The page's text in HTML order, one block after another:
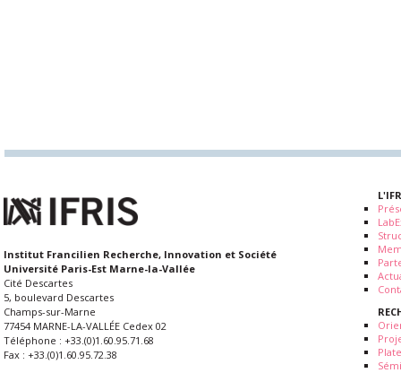
Institut Francilien Recherche, Innovation et Société
Université Paris-Est Marne-la-Vallée
Cité Descartes
5, boulevard Descartes
Champs-sur-Marne
77454 MARNE-LA-VALLÉE Cedex 02
Téléphone : +33.(0)1.60.95.71.68
Fax : +33.(0)1.60.95.72.38